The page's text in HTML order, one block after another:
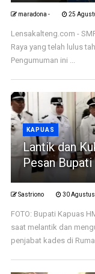
maradona - 25
Lensakalteng.com -
Raya yang telah lulus
Pengumuman ini ...
KAPUAS
Lantik dan
Pesan
Sastriono 30
FOTO: Bupati Kapuas
saat melantik dan
penjabat kades di